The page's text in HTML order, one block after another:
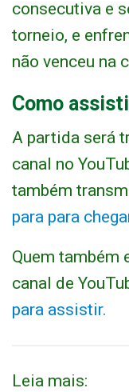
consecutiva e
torneio, e
não venceu na
Como
A partida será
canal no
também
para para
Quem também
canal de
para assistir.
Leia mais: